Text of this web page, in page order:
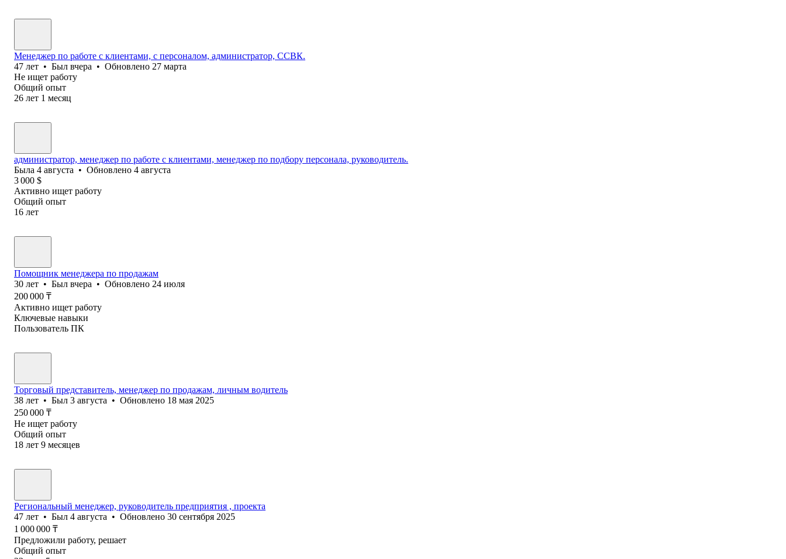
Менеджер по работе с клиентами, с персоналом, администратор, ССВК.
47 лет • Был вчера • Обновлено 27 марта
Не ищет работу
Общий опыт
26 лет 1 месяц
администратор, менеджер по работе с клиентами, менеджер по подбору персонала, руководитель.
Была 4 августа • Обновлено 4 августа
3 000 $
Активно ищет работу
Общий опыт
16 лет
Помощник менеджера по продажам
30 лет • Был вчера • Обновлено 24 июля
200 000 ₸
Активно ищет работу
Ключевые навыки
Пользователь ПК
Торговый представитель, менеджер по продажам, личным водитель
38 лет • Был 3 августа • Обновлено 18 мая 2025
250 000 ₸
Не ищет работу
Общий опыт
18 лет 9 месяцев
Региональный менеджер, руководитель предприятия , проекта
47 лет • Был 4 августа • Обновлено 30 сентября 2025
1 000 000 ₸
Предложили работу, решает
Общий опыт